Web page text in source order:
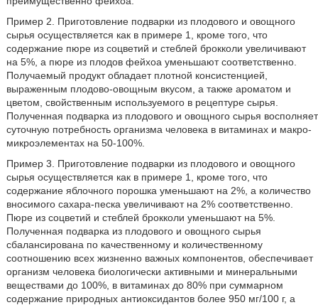
Пример 2. Приготовление подварки из плодового и овощного
сырья осуществляется как в примере 1, кроме того, что
содержание пюре из соцветий и стеблей брокколи увеличивают
на 5%, а пюре из плодов фейхоа уменьшают соответственно.
Получаемый продукт обладает плотной консистенцией,
выраженным плодово-овощным вкусом, а также ароматом и
цветом, свойственным используемого в рецептуре сырья.
Полученная подварка из плодового и овощного сырья восполняет
суточную потребность организма человека в витаминах и макро-
микроэлементах на 50-100%.
Пример 3. Приготовление подварки из плодового и овощного
сырья осуществляется как в примере 1, кроме того, что
содержание яблочного порошка уменьшают на 2%, а количество
вносимого сахара-песка увеличивают на 2% соответственно.
Пюре из соцветий и стеблей брокколи уменьшают на 5%.
Полученная подварка из плодового и овощного сырья
сбалансирована по качественному и количественному
соотношению всех жизненно важных компонентов, обеспечивает
организм человека биологически активными и минеральными
веществами до 100%, в витаминах до 80% при суммарном
содержание природных антиоксидантов более 950 мг/100 г, а